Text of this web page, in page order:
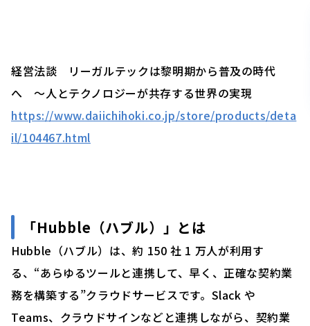
経営法談 リーガルテックは黎明期から普及の時代
へ 〜人とテクノロジーが共存する世界の実現
https://www.daiichihoki.co.jp/store/products/deta
il/104467.html
「Hubble（ハブル）」 とは
Hubble（ハブル）は、約 150 社 1 万人が利用す
る、“あらゆるツールと連携して、早く、正確な契約業
務を構築する”クラウドサービスです。Slack や
Teams、クラウドサインなどと連携しながら、契約業